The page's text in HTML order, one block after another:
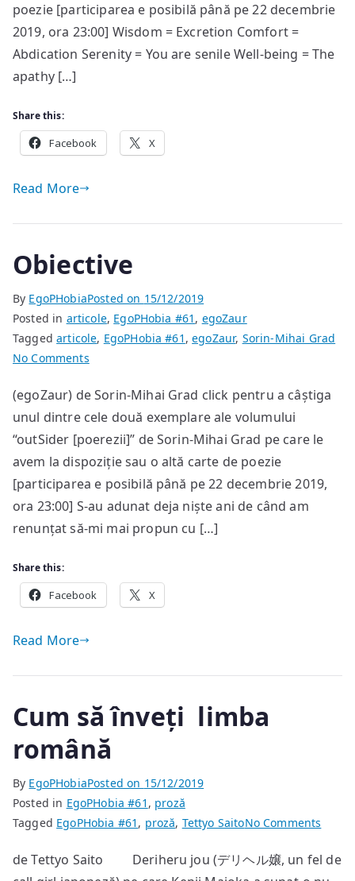
poezie [participarea e posibilă până pe 22 decembrie
2019, ora 23:00] Wisdom = Excretion Comfort =
Abdication Serenity = You are senile Well-being = The
apathy […]
Share this:
Facebook X
Read More
Obiective
By EgoPHobiaPosted on 15/12/2019
Posted in articole, EgoPHobia #61 , egoZaur
Taggedarticole, EgoPHobia #61 ,egoZaur, Sorin-Mihai Grad
No Commentson
(egoZaur) de Sorin-Mihai Grad click pentru a câștiga
unul dintre cele două exemplare ale volumului
“outSider [poerezii]” de Sorin-Mihai Grad pe care le
avem la dispoziție sau o altă carte de poezie
[participarea e posibilă până pe 22 decembrie 2019,
ora 23:00] S-au adunat deja niște ani de când am
renunțat să-mi mai propun cu […]
Share this:
Facebook X
Read More
Cum să înveți limba
română
By EgoPHobiaPosted on 15/12/2019
Posted in EgoPHobia #61 , proză
Tagged EgoPHobia #61 , proză, Tettyo SaitoNo Comments
să
de Tettyo Saito Deriheru jou (デリヘル嬢, un fel de